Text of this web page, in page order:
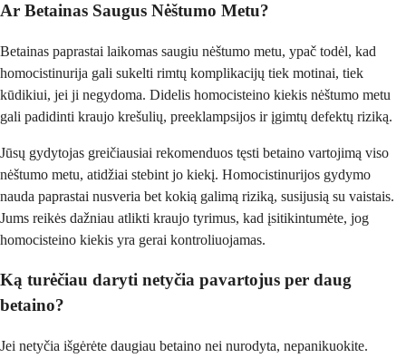
Ar Betainas Saugus Nėštumo Metu?
Betainas paprastai laikomas saugiu nėštumo metu, ypač todėl, kad
homocistinurija gali sukelti rimtų komplikacijų tiek motinai, tiek
kūdikiui, jei ji negydoma. Didelis homocisteino kiekis nėštumo metu
gali padidinti kraujo krešulių, preeklampsijos ir įgimtų defektų riziką.
Jūsų gydytojas greičiausiai rekomenduos tęsti betaino vartojimą viso
nėštumo metu, atidžiai stebint jo kiekį. Homocistinurijos gydymo
nauda paprastai nusveria bet kokią galimą riziką, susijusią su vaistais.
Jums reikės dažniau atlikti kraujo tyrimus, kad įsitikintumėte, jog
homocisteino kiekis yra gerai kontroliuojamas.
Ką turėčiau daryti netyčia pavartojus per daug
betaino?
Jei netyčia išgėrėte daugiau betaino nei nurodyta, nepanikuokite.